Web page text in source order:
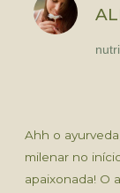
Ahh o
milenar no
apaixonada! O